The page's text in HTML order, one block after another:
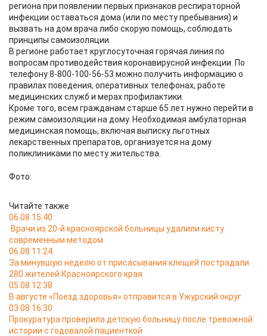
региона при появлении первых признаков респираторной
инфекции оставаться дома (или по месту пребывания) и
вызвать на дом врача либо скорую помощь, соблюдать
принципы самоизоляции.
В регионе работает круглосуточная горячая линия по
вопросам противодействия коронавирусной инфекции. По
телефону 8-800-100-56-53 можно получить информацию о
правилах поведения, оперативных телефонах, работе
медицинских служб и мерах профилактики.
Кроме того, всем гражданам старше 65 лет нужно перейти в
режим самоизоляции на дому. Необходимая амбулаторная
медицинская помощь, включая выписку льготных
лекарственных препаратов, организуется на дому
поликлиниками по месту жительства.
Фото:
Читайте также
06.08 15:40
Врачи из 20-й красноярской больницы удалили кисту
современным методом
06.08 11:24
За минувшую неделю от присасывания клещей пострадали
280 жителей Красноярского края
05.08 12:38
В августе «Поезд здоровья» отправится в Ужурский округ
03.08 16:30
Прокуратура проверила детскую больницу после тревожной
истории с годовалой пациенткой